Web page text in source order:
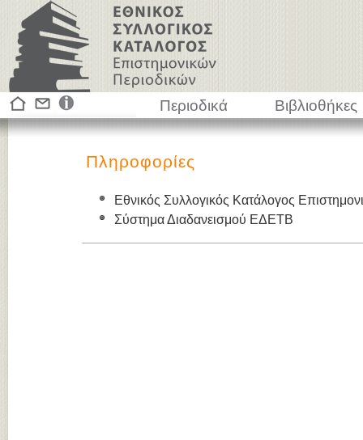
Περιοδικά Βιβλιοθήκες
Πληροφορίες
Εθνικός Συλλογικός Κατάλογος
Σύστημα Διαδανεισμού ΕΔΕΤΒ